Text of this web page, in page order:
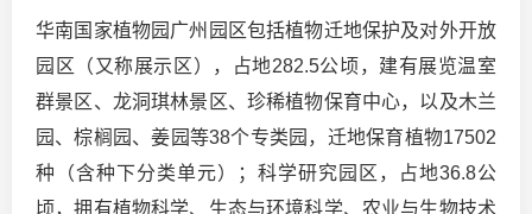
华南国家植物园广州园区包括植物迁地保护及对外开放
园区（又称展示区），占地282.5公顷，建有展览温室
群景区、龙洞琪林景区、珍稀植物保育中心，以及木兰
园、棕榈园、姜园等38个专类园，迁地保育植物17502
种（含种下分类单元）；科学研究园区，占地36.8公
顷，拥有植物科学、生态与环境科学、农业与生物技术